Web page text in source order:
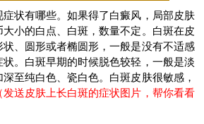
有哪些。如果得了白癜风，局部皮肤
小的白点、白斑，数量不定。白斑在皮
、圆形或者椭圆形，一般是没有不适感
。白斑早期的时候脱色较轻，一般是淡
至纯白色、瓷白色。白斑皮肤很敏感，
发送皮肤上长白斑的症状图片，帮你看看